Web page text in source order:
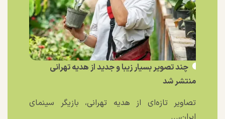
چند تصویر بسیار زیبا و جدید از هدیه تهرانی
منتشر شد
تصاویر تازه‌ای از هدیه تهرانی، بازیگر سینمای